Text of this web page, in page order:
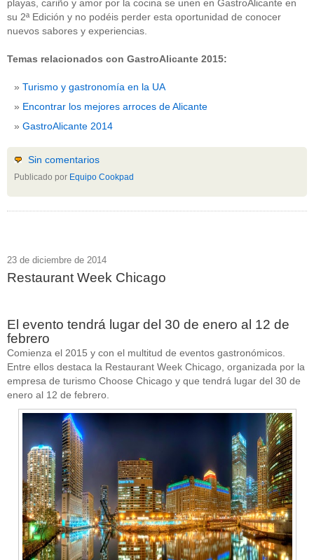
playas, cariño y amor por la cocina se unen en GastroAlicante en
su 2ª Edición y no podéis perder esta oportunidad de conocer
nuevos sabores y experiencias.
Temas relacionados con GastroAlicante 2015:
Turismo y gastronomía en la UA
Encontrar los mejores arroces de Alicante
GastroAlicante 2014
Sin comentarios
Publicado por Equipo Cookpad
23 de diciembre de 2014
Restaurant Week Chicago
El evento tendrá lugar del 30 de enero al 12 de
febrero
Comienza el 2015 y con el multitud de eventos gastronómicos.
Entre ellos destaca la Restaurant Week Chicago, organizada por la
empresa de turismo Choose Chicago y que tendrá lugar del 30 de
enero al 12 de febrero.